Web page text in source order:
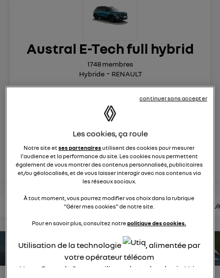
Austral E-Tech full hybrid
Hybride RENAULT
1748membres
une nouvelle vision hybride du suv
rejoignez
lire les articles consultez la brochure
estimez votre autonomie
Les cookies, ça roule
Notre site etses partenairesutilisent des cookies pour mesurer
l'audience et la performance du site. Les cookies nous permettent
également de vous montrer des contenus personnalisés, publicitaires
et/ou géolocalisés, et de vous laisser interagir avec nos contenus via
les réseaux sociaux.
À tout moment, vous pourrez modifier vos choix dans la rubrique
"Gérer mes cookies" de notre site.
Pour en savoir plus, consultez notrepolitique des cookies.
Utilisation de la technologie
, alimentée par
votre opérateur télécom
Nous, Renault Group, utilisons la technologie Utiq
continuer sans accepter